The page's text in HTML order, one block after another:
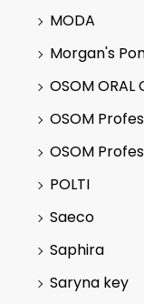
MODA
Morgan's
OSOM ORAL
OSOM
OSOM
POLTI
Saeco
Saphira
Saryna key